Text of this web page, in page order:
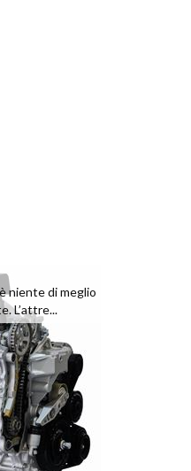
niente di meglio
L’attre...